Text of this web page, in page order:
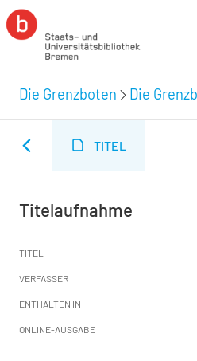
Die Grenzboten Die
TITEL
Titelaufnahme
TITEL
VERFASSER
ENTHALTEN IN
ONLINE-AUSGABE